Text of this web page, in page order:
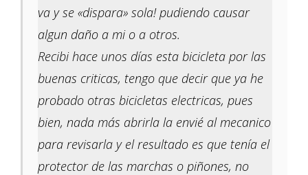
va y se «dispara» sola! pudiendo causar
algun daño a mi o a otros.
Recibi hace unos días esta bicicleta por las
buenas criticas, tengo que decir que ya he
probado otras bicicletas electricas, pues
bien, nada más abrirla la envié al mecanico
para revisarla y el resultado es que tenía el
protector de las marchas o piñones, no